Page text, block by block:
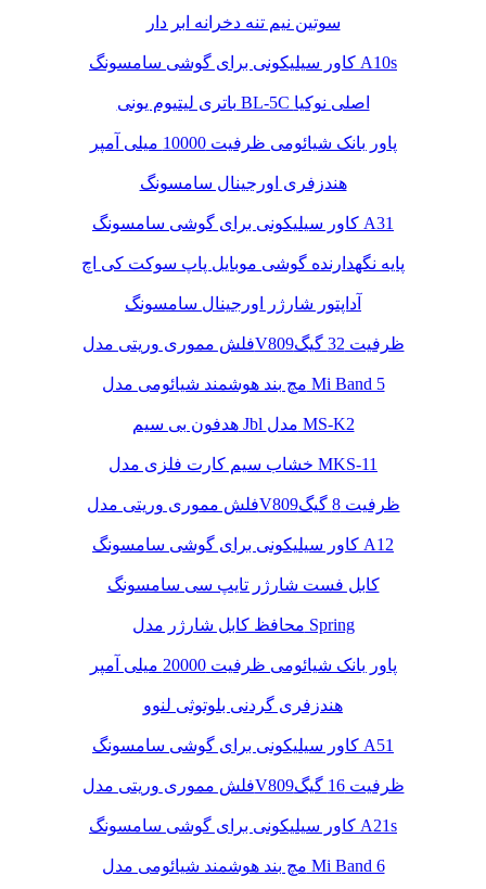
سوتین نیم تنه دخرانه ابر دار
کاور سیلیکونی برای گوشی سامسونگ A10s
باتری لیتیوم یونی BL-5C اصلی نوکیا
پاور بانک شیائومی ظرفیت 10000 میلی آمپر
هندزفری اورجینال سامسونگ
کاور سیلیکونی برای گوشی سامسونگ A31
پایه نگهدارنده گوشی موبایل پاپ سوکت کی اچ
آداپتور شارژر اورجینال سامسونگ
فلش مموری وریتی مدلV809ظرفیت 32 گیگ
مچ بند هوشمند شیائومی مدل Mi Band 5
هدفون بی سیم Jbl مدل MS-K2
خشاب سیم کارت فلزی مدل MKS-11
فلش مموری وریتی مدلV809ظرفیت 8 گیگ
کاور سیلیکونی برای گوشی سامسونگ A12
کابل فست شارژر تایپ سی سامسونگ
محافظ کابل شارژر مدل Spring
پاور بانک شیائومی ظرفیت 20000 میلی آمپر
هندزفری گردنی بلوتوثی لنوو
کاور سیلیکونی برای گوشی سامسونگ A51
فلش مموری وریتی مدلV809ظرفیت 16 گیگ
کاور سیلیکونی برای گوشی سامسونگ A21s
مچ بند هوشمند شیائومی مدل Mi Band 6